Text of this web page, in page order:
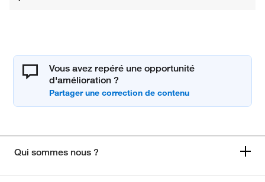
Vous avez repéré une opportunité
d'amélioration ?
Qui sommes nous ?